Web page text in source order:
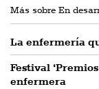
Más sobre En
La enfermería
Festival
enfermera